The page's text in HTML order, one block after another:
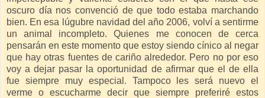
oscuro día nos convenció de que todo estaba marchando
bien. En esa lúgubre navidad del año 2006, volví a sentirme
un animal incompleto. Quienes me conocen de cerca
pensarán en este momento que estoy siendo cínico al negar
que hay otras fuentes de cariño alrededor. Pero no por eso
voy a dejar pasar la oportunidad de afirmar que el de ella
fue siempre muy especial. Tampoco les será nuevo el
verme o escucharme decir que siempre preferiré estos